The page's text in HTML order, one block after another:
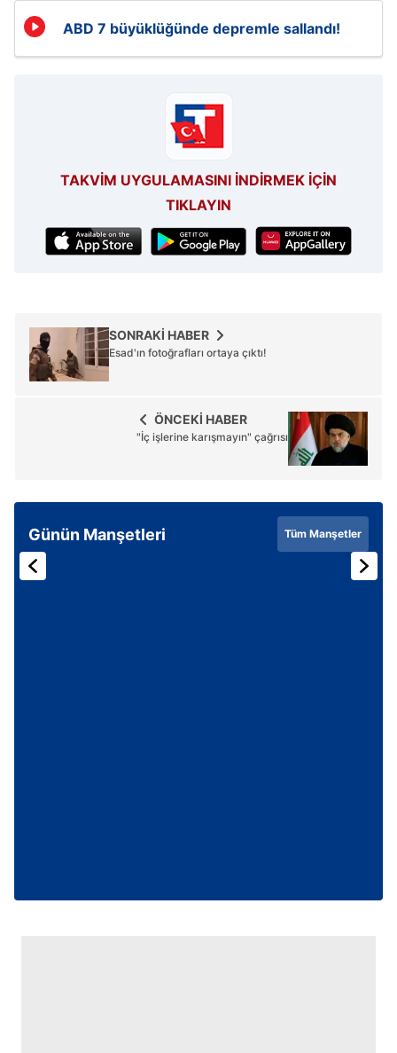
hazırlanmış Aydınlatma Metnimizi okumak ve sitemizde
ilgili mevzuata uygun olarak kullanılan çerezlerle ilgili bilgi
ABD 7 büyüklüğünde depremle sallandı!
TAKVİM UYGULAMASINI İNDİRMEK İÇİN
TIKLAYIN
SONRAKİ HABER
Esad'ın fotoğrafları ortaya çıktı!
ÖNCEKİ HABER
"İç işlerine karışmayın" çağrısı
Günün Manşetleri Tüm Manşetler